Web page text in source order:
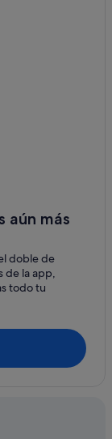
aún más
doble de
de la app,
todo tu